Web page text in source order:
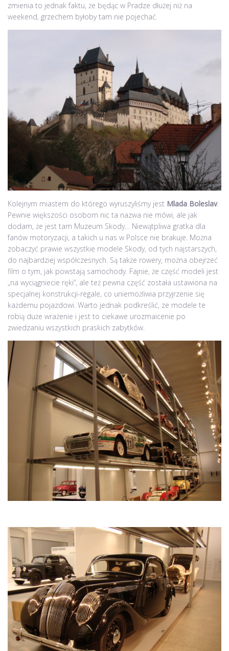
zmienia to jednak faktu, że będąc w Pradze dłużej niż na
weekend, grzechem byłoby tam nie pojechać.
Kolejnym miastem do którego wyruszyliśmy jest Mlada Boleslav.
Pewnie większości osobom nic ta nazwa nie mówi, ale jak
dodam, że jest tam Muzeum Skody… Niewątpliwa gratka dla
fanów motoryzacji, a takich u nas w Polsce nie brakuje. Można
zobaczyć prawie wszystkie modele Skody, od tych najstarszych,
do najbardziej współczesnych. Są także rowery, można obejrzeć
film o tym, jak powstają samochody. Fajnie, że część modeli jest
„na wyciągniecie ręki”, ale też pewna część została ustawiona na
specjalnej konstrukcji-regale, co uniemożliwia przyjrzenie się
każdemu pojazdowi. Warto jednak podkreślić, ze modele te
robią duże wrażenie i jest to ciekawe urozmaicenie po
zwiedzaniu wszystkich praskich zabytków.